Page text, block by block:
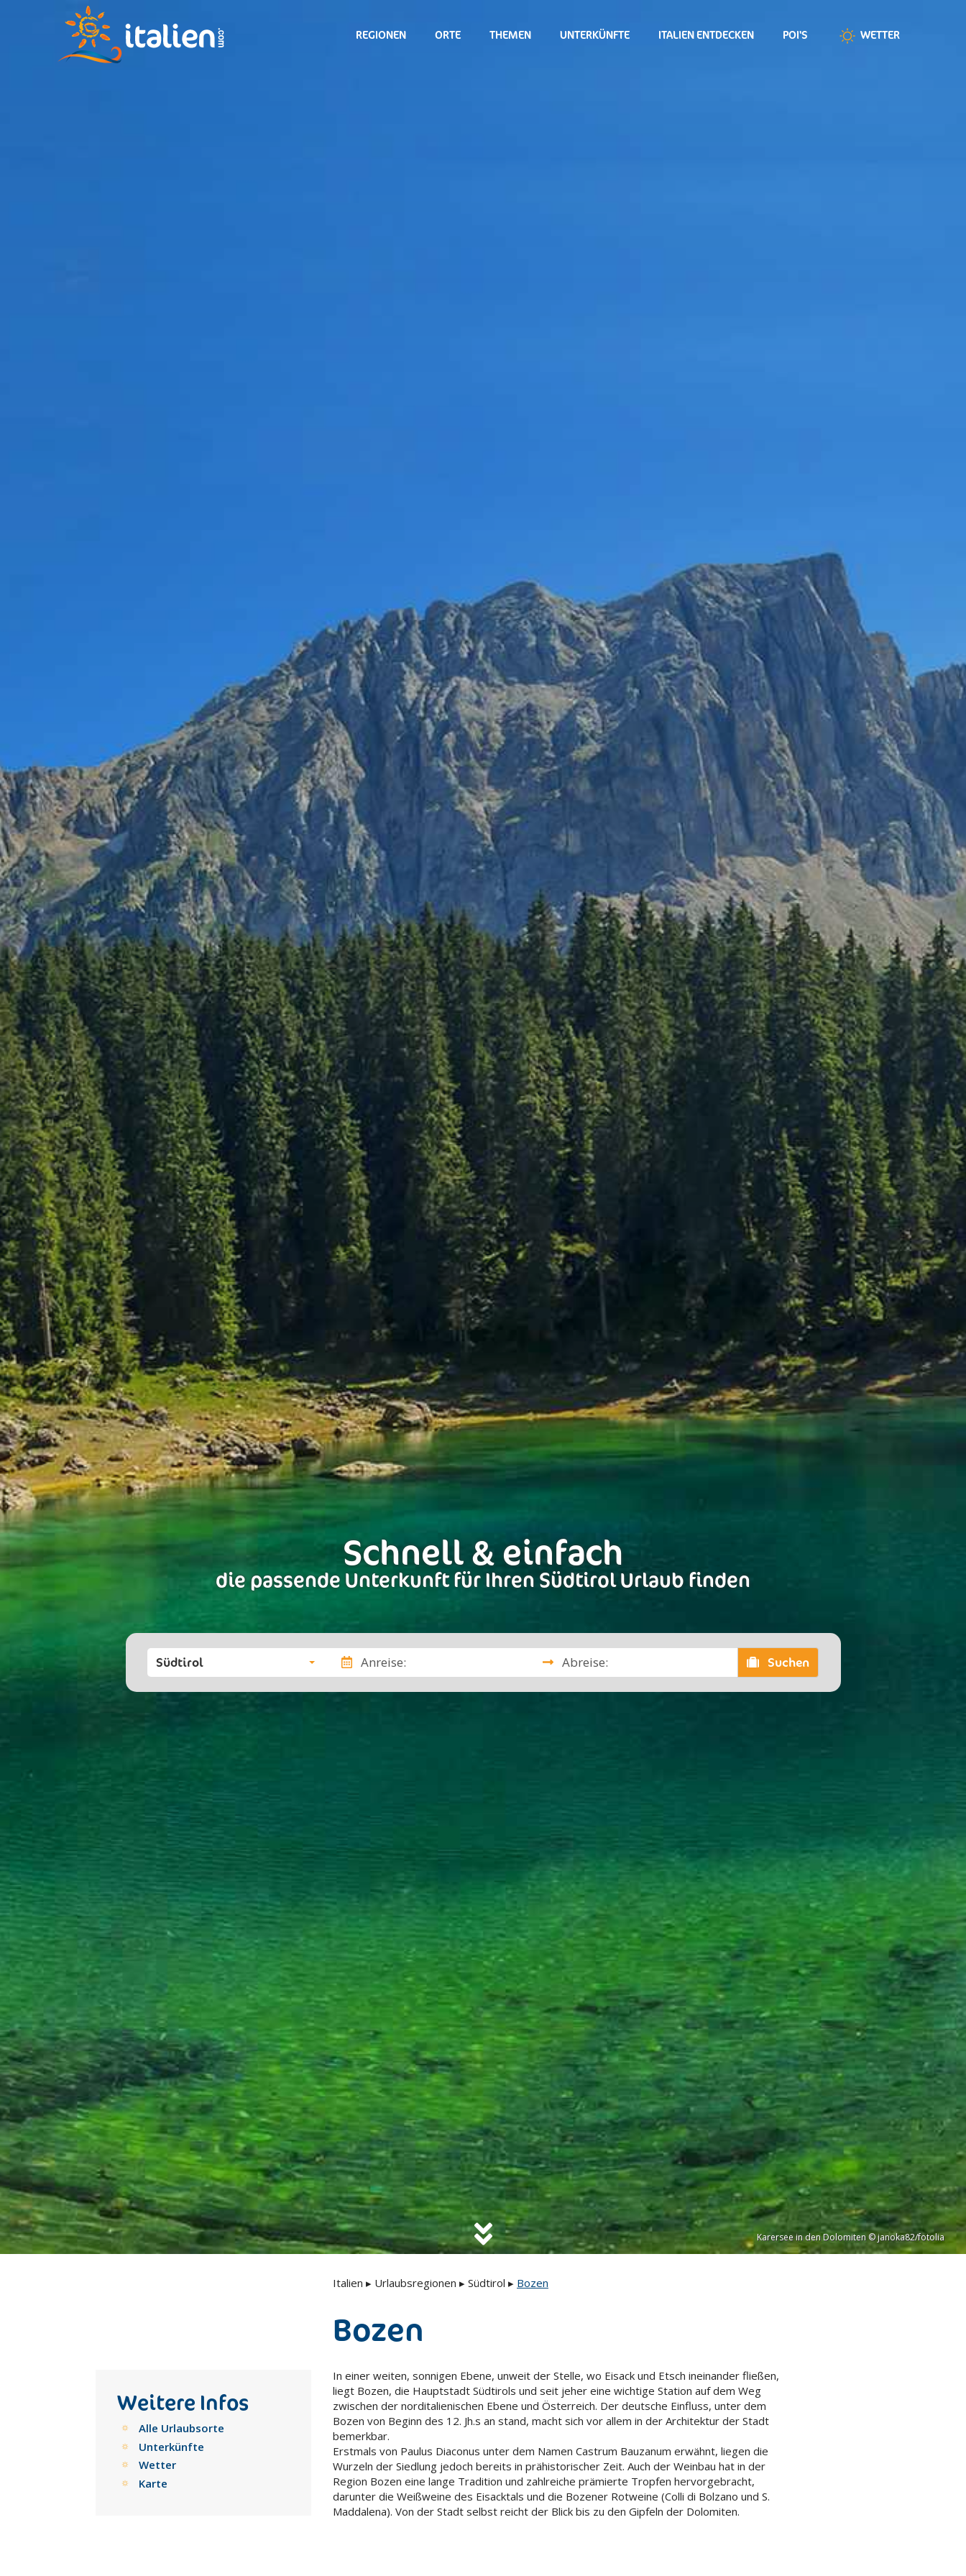
Karersee in den Dolomiten © janoka82/fotolia
REGIONEN ORTE THEMEN UNTERKÜNFTE ITALIEN ENTDECKEN POI'S WETTER
Schnell & einfach
die passende Unterkunft für Ihren Südtirol Urlaub finden
Südtirol Anreise: Abreise: Suchen
Italien ▸ Urlaubsregionen ▸ Südtirol ▸ Bozen
Bozen
In einer weiten, sonnigen Ebene, unweit der Stelle, wo Eisack und Etsch ineinander fließen,
liegt Bozen, die Hauptstadt Südtirols und seit jeher eine wichtige Station auf dem Weg
zwischen der norditalienischen Ebene und Österreich. Der deutsche Einfluss, unter dem
Bozen von Beginn des 12. Jh.s an stand, macht sich vor allem in der Architektur der Stadt
bemerkbar.
Erstmals von Paulus Diaconus unter dem Namen Castrum Bauzanum erwähnt, liegen die
Wurzeln der Siedlung jedoch bereits in prähistorischer Zeit. Auch der Weinbau hat in der
Region Bozen eine lange Tradition und zahlreiche prämierte Tropfen hervorgebracht,
darunter die Weißweine des Eisacktals und die Bozener Rotweine (Colli di Bolzano und S.
Maddalena). Von der Stadt selbst reicht der Blick bis zu den Gipfeln der Dolomiten.
Weitere Infos
Alle Urlaubsorte
Unterkünfte
Wetter
Karte